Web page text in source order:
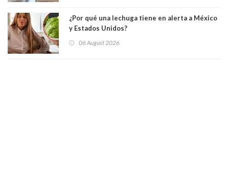
¿Por qué una lechuga tiene en alerta a México
y Estados Unidos?
06 August 2026